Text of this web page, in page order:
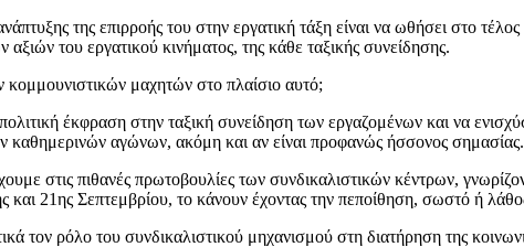
της επιρροής του στην εργατική τάξη είναι να ωθήσει στο
του εργατικού κινήματος, της κάθε ταξικής συνείδησης.
κομμουνιστικών μαχητών στο πλαίσιο αυτό;
έκφραση στην ταξική συνείδηση των εργαζομένων και να
καθημερινών αγώνων, ακόμη και αν είναι προφανώς ήσσονος σημασίας.
στις πιθανές πρωτοβουλίες των συνδικαλιστικών κέντρων,
και 21ης Σεπτεμβρίου, το κάνουν έχοντας την πεποίθηση, σωστό ή
τον ρόλο του συνδικαλιστικού μηχανισμού στη διατήρηση της